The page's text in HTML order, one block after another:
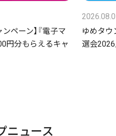
ンペーン】『電子マ
円分もらえるキャ
ゆめタウ
選会2026
ニュース